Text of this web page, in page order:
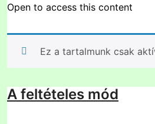
Open to access this content
Ez a tartalmunk csak
A feltételes mód